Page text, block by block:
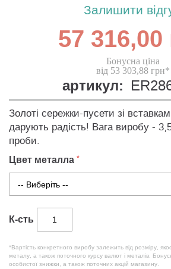
Залишити
57 316,00
Бонусна ціна
від 53 303,88 грн*
артикул:
Золоті сережки-пусети зі
дарують радість! Вага виробу -
проби.
Цвет металла
К-сть
*Вартість конкретного виробу залежить від розміру,
металу, а також поточного курсу валют і металів.
особистої знижки, а також поточних акцій магазину.